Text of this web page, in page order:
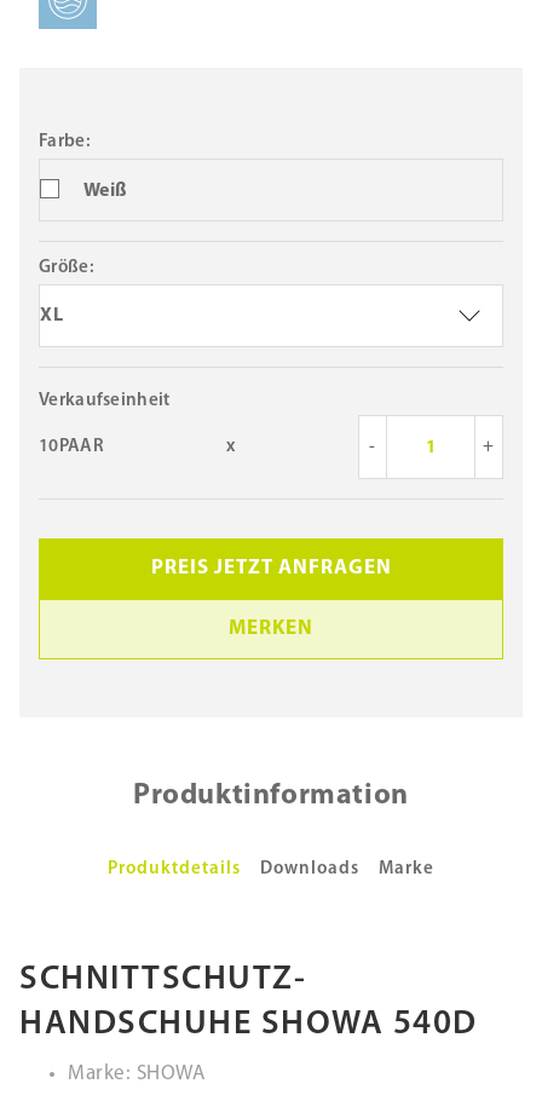
Weiß
Farbe:
XL
Größe:
Verkaufseinheit
10PAAR x - +
PREIS JETZT ANFRAGEN
MERKEN
Produktinformation
Produktdetails Downloads Marke
SCHNITTSCHUTZ-
HANDSCHUHE SHOWA 540D
Marke: SHOWA